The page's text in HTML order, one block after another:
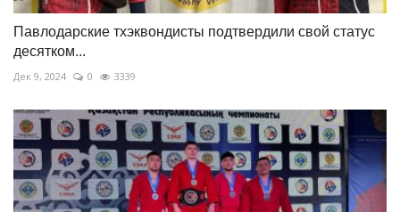
Павлодарские тхэквондисты подтвердили свой статус
десятком...
Дек 9, 2024 0 3339